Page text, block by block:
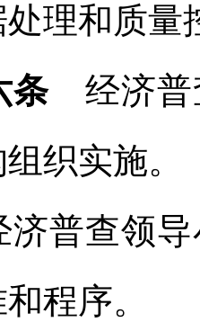
理和质量
条 经济普
织实施。
查领导
程序。